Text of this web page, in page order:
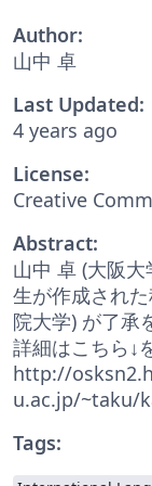
Author:
山中 卓
Last Updated:
4 years ago
License:
Creative
Abstract:
山中 卓 (大阪
生が作成され
院大学) が了承
詳細はこちら↓
http://
u.ac.jp/~taku/
Tags: